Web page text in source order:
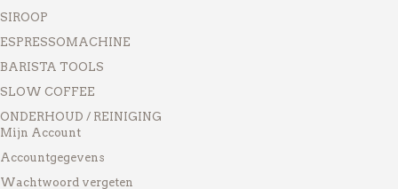
SIROOP
ESPRESSOMACHINE
BARISTA TOOLS
SLOW COFFEE
ONDERHOUD / REINIGING
Mijn Account
Accountgegevens
Wachtwoord vergeten